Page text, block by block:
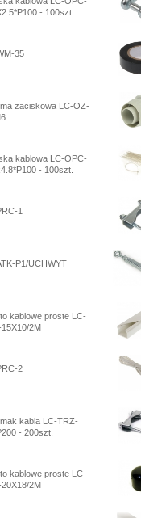
- 100szt.
35
zaciskowa LC-OZ-
kablowa LC-OPC-
- 100szt.
1
P1/UCHWYT
kablowe proste LC-
15X10/2M
2
kabla LC-TRZ-
- 200szt.
kablowe proste LC-
20X18/2M